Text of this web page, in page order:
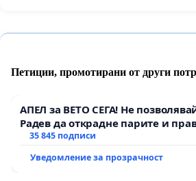
Петиции, промотирани от други
АПЕЛ за ВЕТО СЕГА! Не
Радев да открадне парите и
тъмното
35 845 подписи
Уведомление за прозрачност